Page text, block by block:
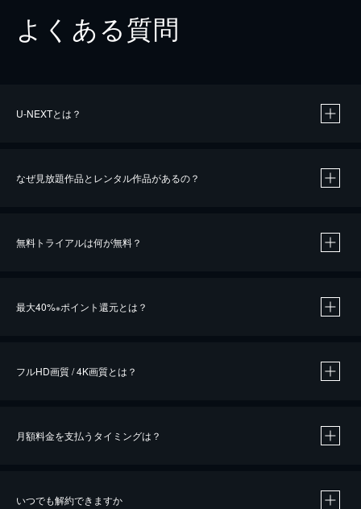
よくある質問
U-NEXTとは？
なぜ見放題作品とレンタル作品があるの？
無料トライアルは何が無料？
最大40%※ポイント還元とは？
※40％ポイント還元の対象は、クレジットカード決済による作品の購入 / レンタルです。
iOSアプリのUコイン決済による作品の購入 / レンタルは、20％のポイント還元です。
フルHD画質 / 4K画質とは？
月額料金を支払うタイミングは？
いつでも解約できますか